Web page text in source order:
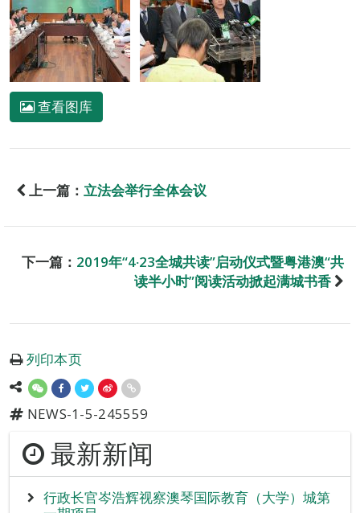
查看图库
上一篇： 立法会举行全体会议
下一篇： 2019年“4‧23全城共读”启动仪式暨粤港澳“共
读半小时”阅读活动掀起满城书香
列印本页
NEWS-1-5-245559
最新新闻
行政长官岑浩辉视察澳琴国际教育（大学）城第